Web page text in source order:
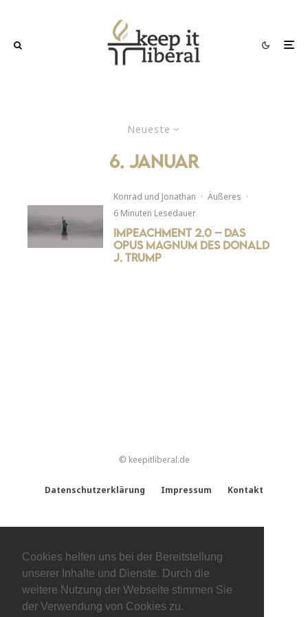
Cookies helfen uns bei der Bereitstellung
unserer Inhalte und Dienste. Durch die
weitere Nutzung der Webseite stimmen Sie
der Verwendung von Cookies zu.
Neueste
6. Januar
Konrad und Jonathan · Äußeres ·
6 Minuten Lesedauer
Impeachment 2.0 – Das
Opus Magnum des Donald
J. Trump
© keepitliberal.de
Datenschutzerklärung Impressum Kontakt